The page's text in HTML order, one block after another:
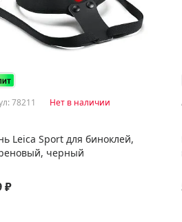
78211 Нет в наличии
Leica Sport для биноклей,
черный
₽